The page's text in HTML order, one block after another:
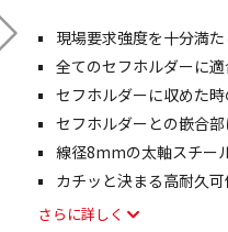
現場要求強度を十分満
全てのセフホルダーに
セフホルダーに収めた
セフホルダーとの嵌合
線径8mmの太軸スチー
カチッと決まる高耐久
さらに詳しく